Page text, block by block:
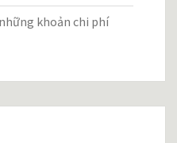
khoản chi phí